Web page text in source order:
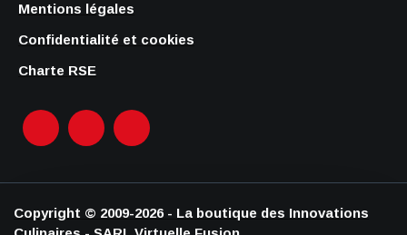
Mentions légales
Confidentialité et cookies
Charte RSE
Copyright © 2009-2026 - La boutique des Innovations